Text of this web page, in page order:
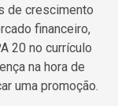
de crescimento
financeiro,
20 no currículo
na hora de
uma promoção.